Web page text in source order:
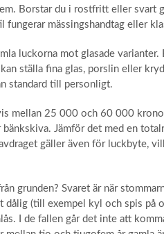
Borstar du i rostfritt eller svart
mässingshandtag eller
luckorna mot glasade varianter.
ställa fina glas, porslin eller
standard till personligt.
mellan 25 000 och 60 000
Jämför det med en
gäller även för luckbyte,
grunden? Svaret är när
dålig (till exempel kyl och spis på
I de fallen går det inte att